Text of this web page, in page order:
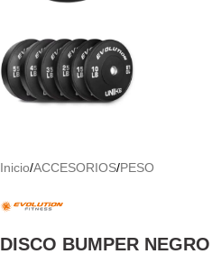
Inicio/ACCESORIOS/PESO
DISCO BUMPER NEGRO